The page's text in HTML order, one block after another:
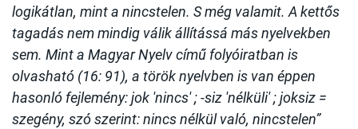
logikátlan, mint a nincstelen. S még valamit. A kettős
tagadás nem mindig válik állítássá más nyelvekben
sem. Mint a Magyar Nyelv című folyóiratban is
olvasható (16: 91), a török nyelvben is van éppen
hasonló fejlemény: jok 'nincs' ; -siz 'nélküli' ; joksiz =
szegény, szó szerint: nincs nélkül való, nincstelen”